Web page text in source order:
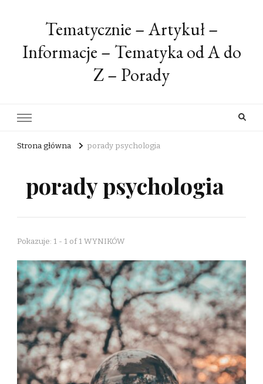
Tematycznie – Artykuł –
Informacje – Tematyka od A do
Z – Porady
Strona główna porady psychologia
porady psychologia
Pokazuje: 1 - 1 of 1 WYNIKÓW